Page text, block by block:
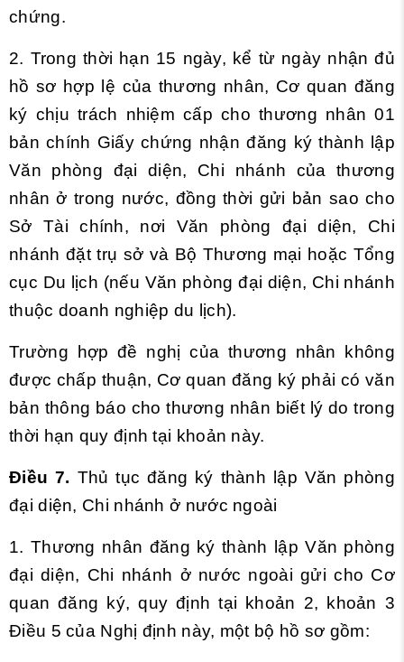
chứng.
2. Trong thời hạn 15 ngày, kể từ ngày nhận đủ
hồ sơ hợp lệ của thương nhân, Cơ quan đăng
ký chịu trách nhiệm cấp cho thương nhân 01
bản chính Giấy chứng nhận đăng ký thành lập
Văn phòng đại diện, Chi nhánh của thương
nhân ở trong nước, đồng thời gửi bản sao cho
Sở Tài chính, nơi Văn phòng đại diện, Chi
nhánh đặt trụ sở và Bộ Thương mại hoặc Tổng
cục Du lịch (nếu Văn phòng đại diện, Chi nhánh
thuộc doanh nghiệp du lịch).
Trường hợp đề nghị của thương nhân không
được chấp thuận, Cơ quan đăng ký phải có văn
bản thông báo cho thương nhân biết lý do trong
thời hạn quy định tại khoản này.
Điều 7. Thủ tục đăng ký thành lập Văn phòng
đại diện, Chi nhánh ở nước ngoài
1. Thương nhân đăng ký thành lập Văn phòng
đại diện, Chi nhánh ở nước ngoài gửi cho Cơ
quan đăng ký, quy định tại khoản 2, khoản 3
Điều 5 của Nghị định này, một bộ hồ sơ gồm: